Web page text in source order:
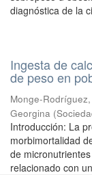
diagnóstica de la
Ingesta de
de peso en
Monge-
Georgina (
Introducción: La
morbimortalidad
de
relacionado con